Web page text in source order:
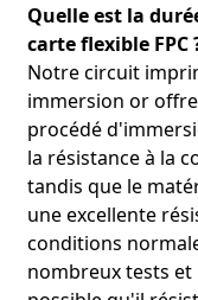
Quelle est la
carte flexible FPC
Notre circuit
immersion or
procédé
la résistance à la
tandis que le
une excellente
conditions
nombreux tests